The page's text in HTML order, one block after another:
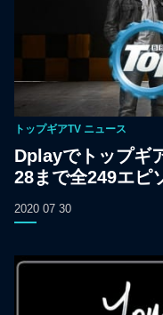
トップギアTV ニュース
Dplayでトップギ
28まで全249エピ
2020 07 30